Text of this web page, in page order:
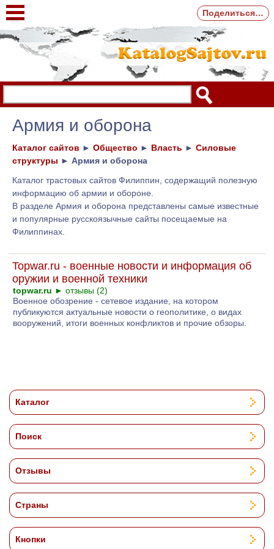
Армия и оборона
Каталог сайтов ► Общество ► Власть ► Силовые
структуры ► Армия и оборона
Каталог трастовых сайтов Филиппин, содержащий полезную
информацию об армии и обороне.
В разделе Армия и оборона представлены самые известные
и популярные русскоязычные сайты посещаемые на
Филиппинах.
Topwar.ru - военные новости и информация об
оружии и военной техники
topwar.ru ► отзывы (2)
Военное обозрение - сетевое издание, на котором
публикуются актуальные новости о геополитике, о видах
вооружений, итоги военных конфликтов и прочие обзоры.
Каталог
Поиск
Отзывы
Страны
Кнопки
Поделиться…